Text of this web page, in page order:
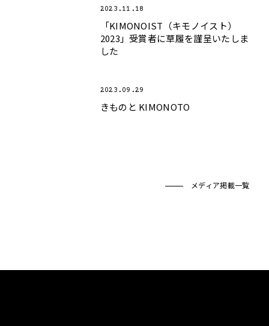
2023.11.18
「KIMONOIST（キモノイスト）
2023」受賞者に草履を謹呈いたしま
した
2023.09.29
きものと KIMONOTO
メディア掲載一覧